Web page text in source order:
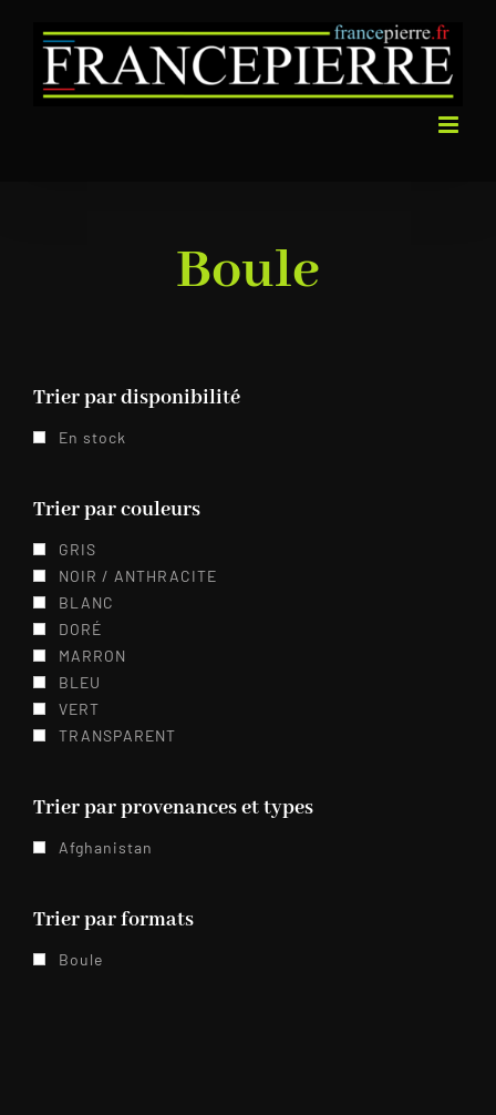
contenu
Boule
Trier par disponibilité
En stock
Trier par couleurs
GRIS
NOIR / ANTHRACITE
BLANC
DORÉ
MARRON
BLEU
VERT
TRANSPARENT
Trier par provenances et types
Afghanistan
Trier par formats
Boule